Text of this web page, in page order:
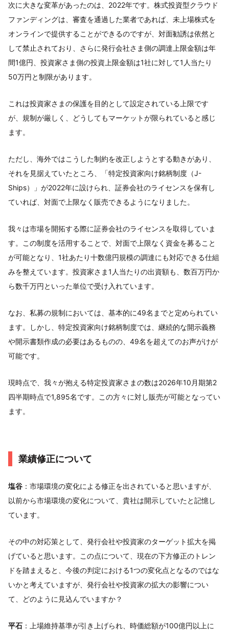
次に大きな変革があったのは、2022年です。株式投資型クラウド
ファンディングは、審査を通過した業者であれば、未上場株式を
オンラインで提供することができるのですが、対面勧誘は依然と
して禁止されており、さらに発行会社さま側の調達上限金額は年
間1億円、投資家さま側の投資上限金額は1社に対して1人当たり
50万円と制限があります。
これは投資家さまの保護を目的として設定されている上限です
が、規制が厳しく、どうしてもマーケットが限られていると感じ
ます。
ただし、海外ではこうした制約を改正しようとする動きがあり、
それを見据えていたところ、「特定投資家向け銘柄制度（J-
Ships）」が2022年に設けられ、証券会社のライセンスを保有し
ていれば、対面で上限なく販売できるようになりました。
我々は市場を開拓する際に証券会社のライセンスを取得していま
す。この制度を活用することで、対面で上限なく資金を募ること
が可能となり、1社あたり十数億円規模の調達にも対応できる仕組
みを整えています。投資家さま1人当たりの出資額も、数百万円か
ら数千万円といった単位で受け入れています。
なお、私募の規制においては、基本的に49名までと定められてい
ます。しかし、特定投資家向け銘柄制度では、継続的な開示義務
や開示書類作成の必要はあるものの、49名を超えてのお声がけが
可能です。
現時点で、我々が抱える特定投資家さまの数は2026年10月期第2
四半期時点で1,895名です。この方々に対し販売が可能となってい
ます。
業績修正について
塩谷 ：市場環境の変化による修正を出されていると思いますが、
以前から市場環境の変化について、貴社は開示していたと記憶し
ています。
その中の対応策として、発行会社や投資家のターゲット拡大を掲
げていると思います。この点について、現在の下方修正のトレン
ドを踏まえると、今後の判定における1つの変化点となるのではな
いかと考えていますが、発行会社や投資家の拡大の影響につい
て、どのように見込んでいますか？
平石 ：上場維持基準が引き上げられ、時価総額が100億円以上に